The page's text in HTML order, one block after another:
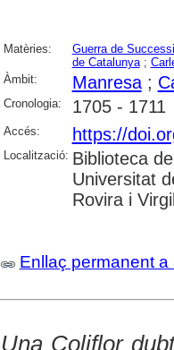
Matèries: Guerra de
de Catalunya;
Àmbit:
Manresa;
Cronologia: 1705 - 1711
Accés: https://
Localització: Biblioteca
Universitat
Rovira i
Enllaç permanent
Una Coliflor